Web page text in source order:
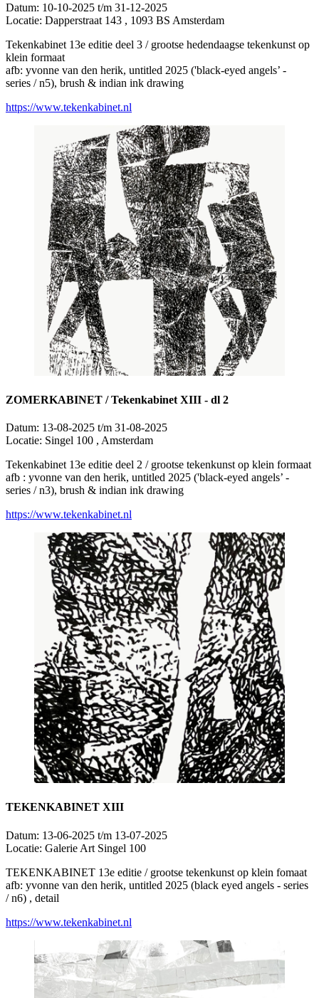
Datum: 10-10-2025 t/m 31-12-2025
Locatie: Dapperstraat 143 , 1093 BS Amsterdam
Tekenkabinet 13e editie deel 3 / grootse hedendaagse tekenkunst op
klein formaat
afb: yvonne van den herik, untitled 2025 ('black-eyed angels’ -
series / n5), brush & indian ink drawing
https://www.tekenkabinet.nl
ZOMERKABINET / Tekenkabinet XIII - dl 2
Datum: 13-08-2025 t/m 31-08-2025
Locatie: Singel 100 , Amsterdam
Tekenkabinet 13e editie deel 2 / grootse tekenkunst op klein formaat
afb : yvonne van den herik, untitled 2025 ('black-eyed angels’ -
series / n3), brush & indian ink drawing
https://www.tekenkabinet.nl
TEKENKABINET XIII
Datum: 13-06-2025 t/m 13-07-2025
Locatie: Galerie Art Singel 100
TEKENKABINET 13e editie / grootse tekenkunst op klein fomaat
afb: yvonne van den herik, untitled 2025 (black eyed angels - series
/ n6) , detail
https://www.tekenkabinet.nl